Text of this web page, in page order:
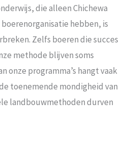
die alleen Chichewa
hebben, is
Zelfs boeren die succes
methode blijven soms
onze programma’s hangt vaak
toenemende mondigheid van
landbouwmethoden durven